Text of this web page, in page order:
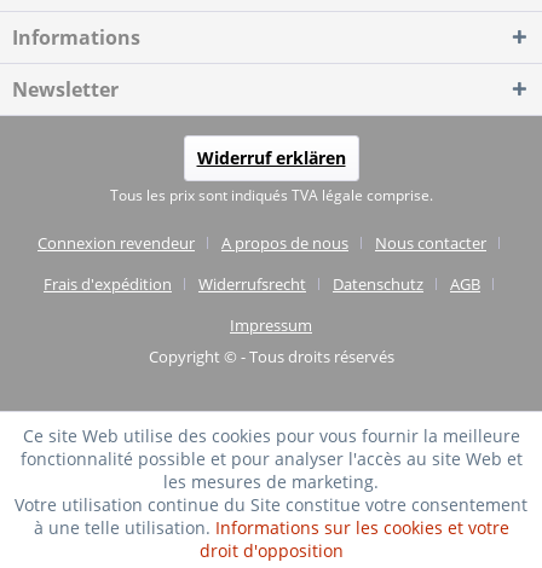
Informations
Newsletter
Widerruf erklären
Tous les prix sont indiqués TVA légale comprise.
Connexion revendeur A propos de nous
Nous contacter
Frais d'expédition
Widerrufsrecht Datenschutz
AGB
Impressum
Copyright © - Tous droits réservés
Ce site Web utilise des cookies pour vous fournir la meilleure
fonctionnalité possible et pour analyser l'accès au site Web et
les mesures de marketing.
Votre utilisation continue du Site constitue votre consentement
à une telle utilisation. Informations sur les cookies et votre
droit d'opposition